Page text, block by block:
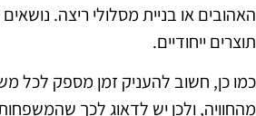
האהובים או בניית מסלולי ריצה.
תוצרים ייחודיים.
כמו כן, חשוב להעניק זמן מספק לכל
מהחוויה, ולכן יש לדאוג לכך